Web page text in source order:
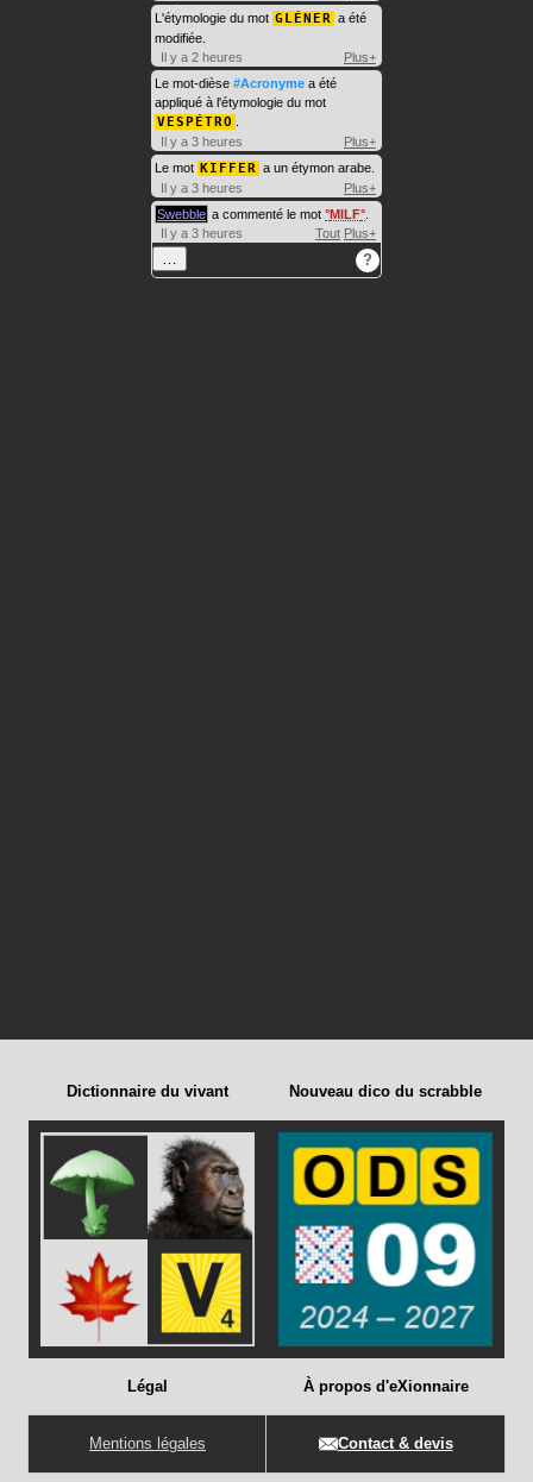
L'étymologie du mot GLÉNER a été
modifiée.
Il y a 2 heures
Plus+
Le mot-dièse #Acronyme a été
appliqué à l'étymologie du mot
VESPÉTRO
Il y a 3 heures
Plus+
Le mot KIFFER a un étymon arabe.
Il y a 3 heures
Plus+
Swebble a commenté le mot MILF
Il y a 3 heures
Tout Plus+
?
Dictionnaire du vivant Nouveau dico du scrabble
Légal
Mentions légales
À propos d'eXionnaire
Contact & devis